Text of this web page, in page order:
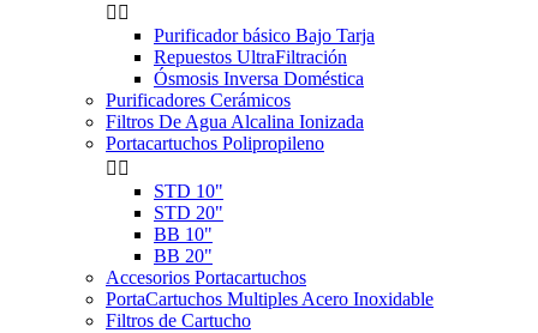
 
Purificador básico Bajo Tarja
Repuestos UltraFiltración
Ósmosis Inversa Doméstica
Purificadores Cerámicos
Filtros De Agua Alcalina Ionizada
Portacartuchos Polipropileno
 
STD 10"
STD 20"
BB 10"
BB 20"
Accesorios Portacartuchos
PortaCartuchos Multiples Acero Inoxidable
Filtros de Cartucho